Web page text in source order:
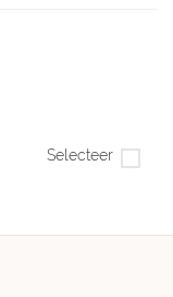
Selecteer